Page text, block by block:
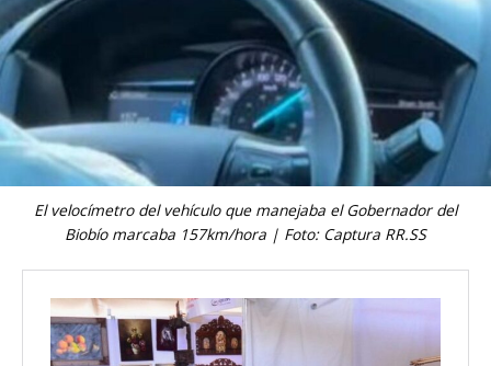
El velocímetro del vehículo que manejaba el Gobernador del
Biobío marcaba 157km/hora | Foto: Captura RR.SS